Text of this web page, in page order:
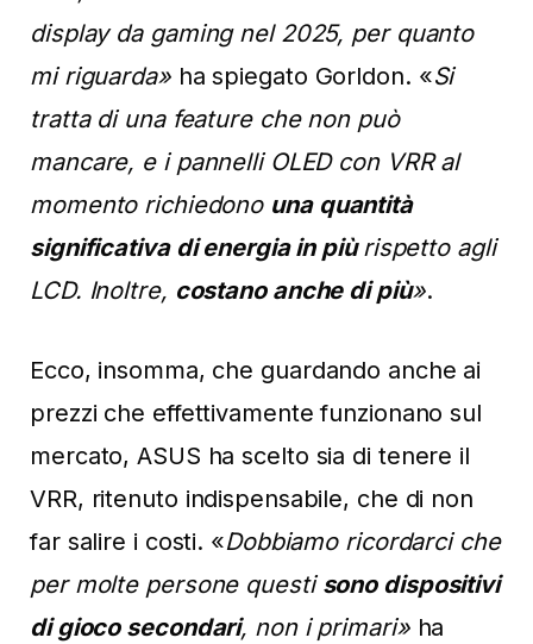
display da gaming nel 2025, per quanto
mi riguarda»ha spiegato Gorldon. «Si
tratta di una feature che non può
mancare, e i pannelli OLED con VRR al
momento richiedono una quantità
significativa di energia in piùrispetto agli
LCD. Inoltre, costano anche di più».
Ecco, insomma, che guardando anche ai
prezzi che effettivamente funzionano sul
mercato, ASUS ha scelto sia di tenere il
VRR, ritenuto indispensabile, che di non
far salire i costi. «Dobbiamo ricordarci che
per molte persone questi sono dispositivi
di gioco secondari, non i primari»ha